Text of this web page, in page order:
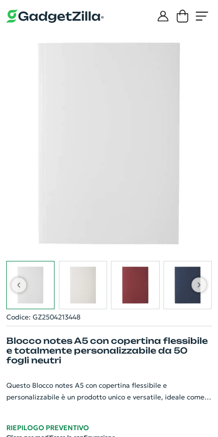
Codice: GZ2504213448
Blocco notes A5 con copertina flessibile
e totalmente personalizzabile da 50
fogli neutri
Questo Blocco notes A5 con copertina flessibile e
personalizzabile è un prodotto unico e versatile, ideale come
e può essere personalizzata con una stampa a colori su tutta
RIEPILOGO PREVENTIVO